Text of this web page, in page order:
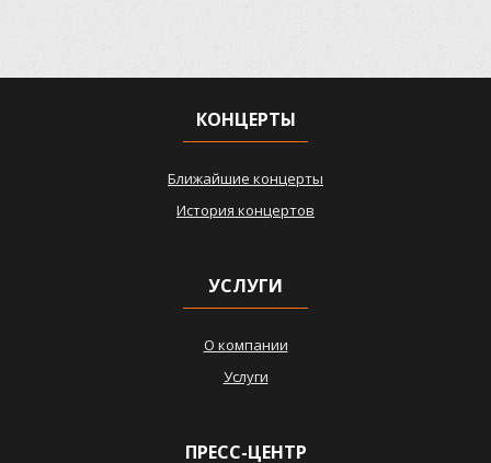
КОНЦЕРТЫ
Ближайшие концерты
История концертов
УСЛУГИ
О компании
Услуги
ПРЕСС-ЦЕНТР